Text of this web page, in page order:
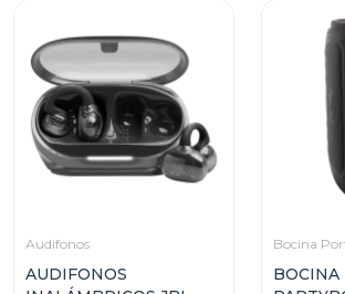
Audifonos
AUDIFONOS
Bocina